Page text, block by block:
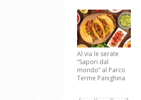
Al via le serate
“Sapori dal
mondo” al Parco
Terme Panighina